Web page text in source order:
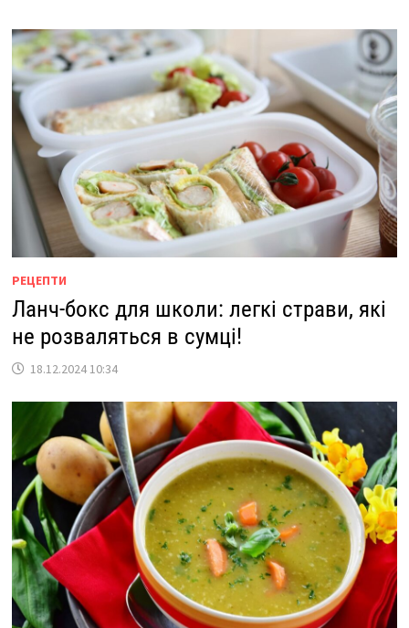
РЕЦЕПТИ
Ланч-бокс для школи: легкі страви, які
не розваляться в сумці!
18.12.2024 10:34